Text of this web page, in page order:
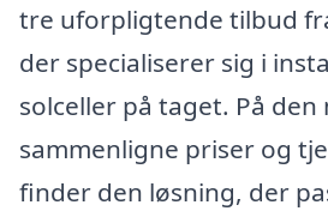
tre uforpligtende tilbud
der specialiserer sig i
solceller på taget. På den
sammenligne priser og
finder den løsning, der